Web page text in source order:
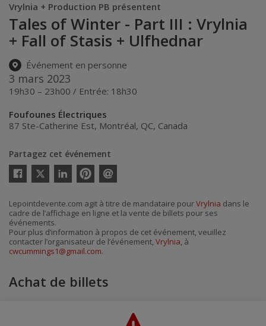
Vrylnia + Production PB présentent
Tales of Winter - Part III : Vrylnia
+ Fall of Stasis + Ulfhednar
Événement en personne
3 mars 2023
19h30 – 23h00 / Entrée: 18h30
Foufounes Électriques
87 Ste-Catherine Est, Montréal, QC, Canada
Partagez cet événement
Twitter
courriel
Lepointdevente.com agit à titre de mandataire pourVrylnia dans le
cadre de l’affichage en ligne et la vente de billets pour ses
événements.
Pour plus d’information à propos de cet événement, veuillez
contacter l’organisateur de l’événement, Vrylnia, à
cwcummings1@gmail.com.
Achat de billets